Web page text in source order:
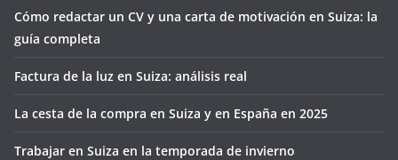
Cómo redactar un CV y una carta de motivación en Suiza: la
guía completa
Factura de la luz en Suiza: análisis real
La cesta de la compra en Suiza y en España en 2025
Trabajar en Suiza en la temporada de invierno